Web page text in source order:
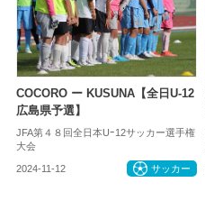
COCORO ー KUSUNA【全日U-12
広島県予選】
JFA第４８回全日本Uｰ12サッカー選手権
大会
2024-11-12 サッカー